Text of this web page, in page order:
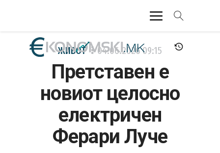
АКТУЕЛНО
ЕКОНОМИЈА
ФИНАНСИИ
БАНКАРСТВО
ЖИВОТ
ЖИВОТ 04.06.202609:15
Претставен е
новиот целосно
електричен
Ферари Луче